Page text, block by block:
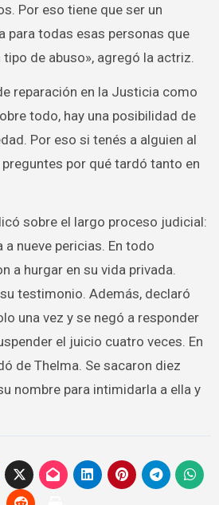
Por eso tiene que ser un
para todas esas personas que
de abuso», agregó la actriz.
reparación en la Justicia como
todo, hay una posibilidad de
Por eso si tenés a alguien al
por qué tardó tanto en
sobre el largo proceso judicial:
nueve pericias. En todo
a hurgar en su vida privada.
testimonio. Además, declaró
una vez y se negó a responder
el juicio cuatro veces. En
de Thelma. Se sacaron diez
nombre para intimidarla a ella y